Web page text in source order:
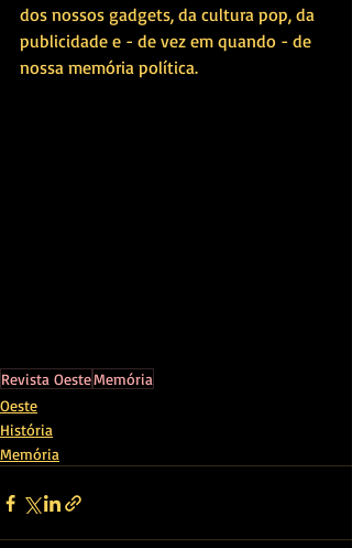
dos nossos gadgets, da cultura pop, da
publicidade e - de vez em quando - de
nossa memória política.
Revista OesteMemória
Oeste
História
Memória